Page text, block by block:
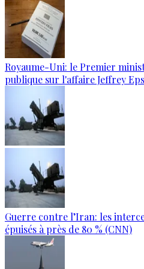
Royaume-Uni: le Premier
publique sur l'affaire Jeffrey
Guerre contre l’Iran: les
épuisés à près de 80 % (CNN)